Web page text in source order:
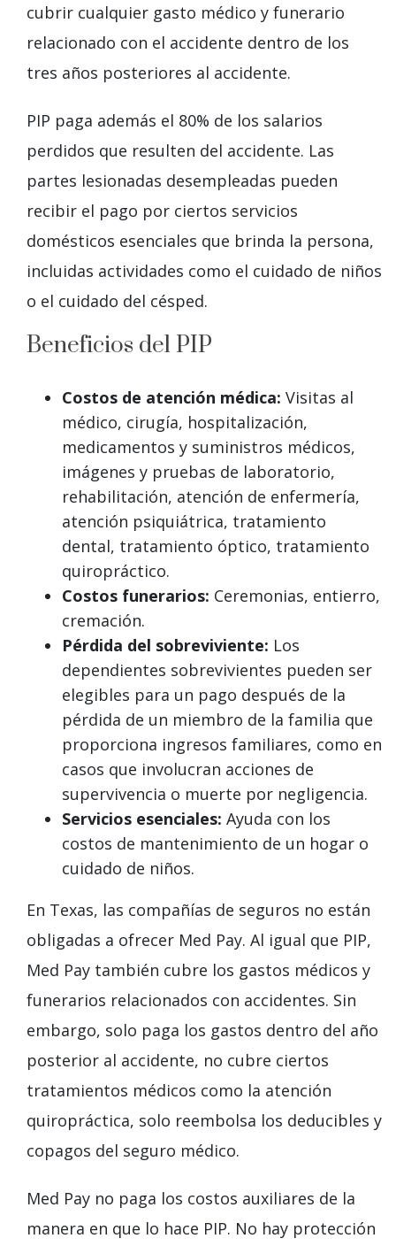
cubrir cualquier gasto médico y funerario
relacionado con el accidente dentro de los
tres años posteriores al accidente.
PIP paga además el 80% de los salarios
perdidos que resulten del accidente. Las
partes lesionadas desempleadas pueden
recibir el pago por ciertos servicios
domésticos esenciales que brinda la persona,
incluidas actividades como el cuidado de niños
o el cuidado del césped.
Beneficios del PIP
Costos de atención médica: Visitas al
médico, cirugía, hospitalización,
medicamentos y suministros médicos,
imágenes y pruebas de laboratorio,
rehabilitación, atención de enfermería,
atención psiquiátrica, tratamiento
dental, tratamiento óptico, tratamiento
quiropráctico.
Costos funerarios: Ceremonias, entierro,
cremación.
Pérdida del sobreviviente: Los
dependientes sobrevivientes pueden ser
elegibles para un pago después de la
pérdida de un miembro de la familia que
proporciona ingresos familiares, como en
casos que involucran acciones de
supervivencia o muerte por negligencia.
Servicios esenciales: Ayuda con los
costos de mantenimiento de un hogar o
cuidado de niños.
En Texas, las compañías de seguros no están
obligadas a ofrecer Med Pay. Al igual que PIP,
Med Pay también cubre los gastos médicos y
funerarios relacionados con accidentes. Sin
embargo, solo paga los gastos dentro del año
posterior al accidente, no cubre ciertos
tratamientos médicos como la atención
quiropráctica, solo reembolsa los deducibles y
copagos del seguro médico.
Med Pay no paga los costos auxiliares de la
manera en que lo hace PIP. No hay protección